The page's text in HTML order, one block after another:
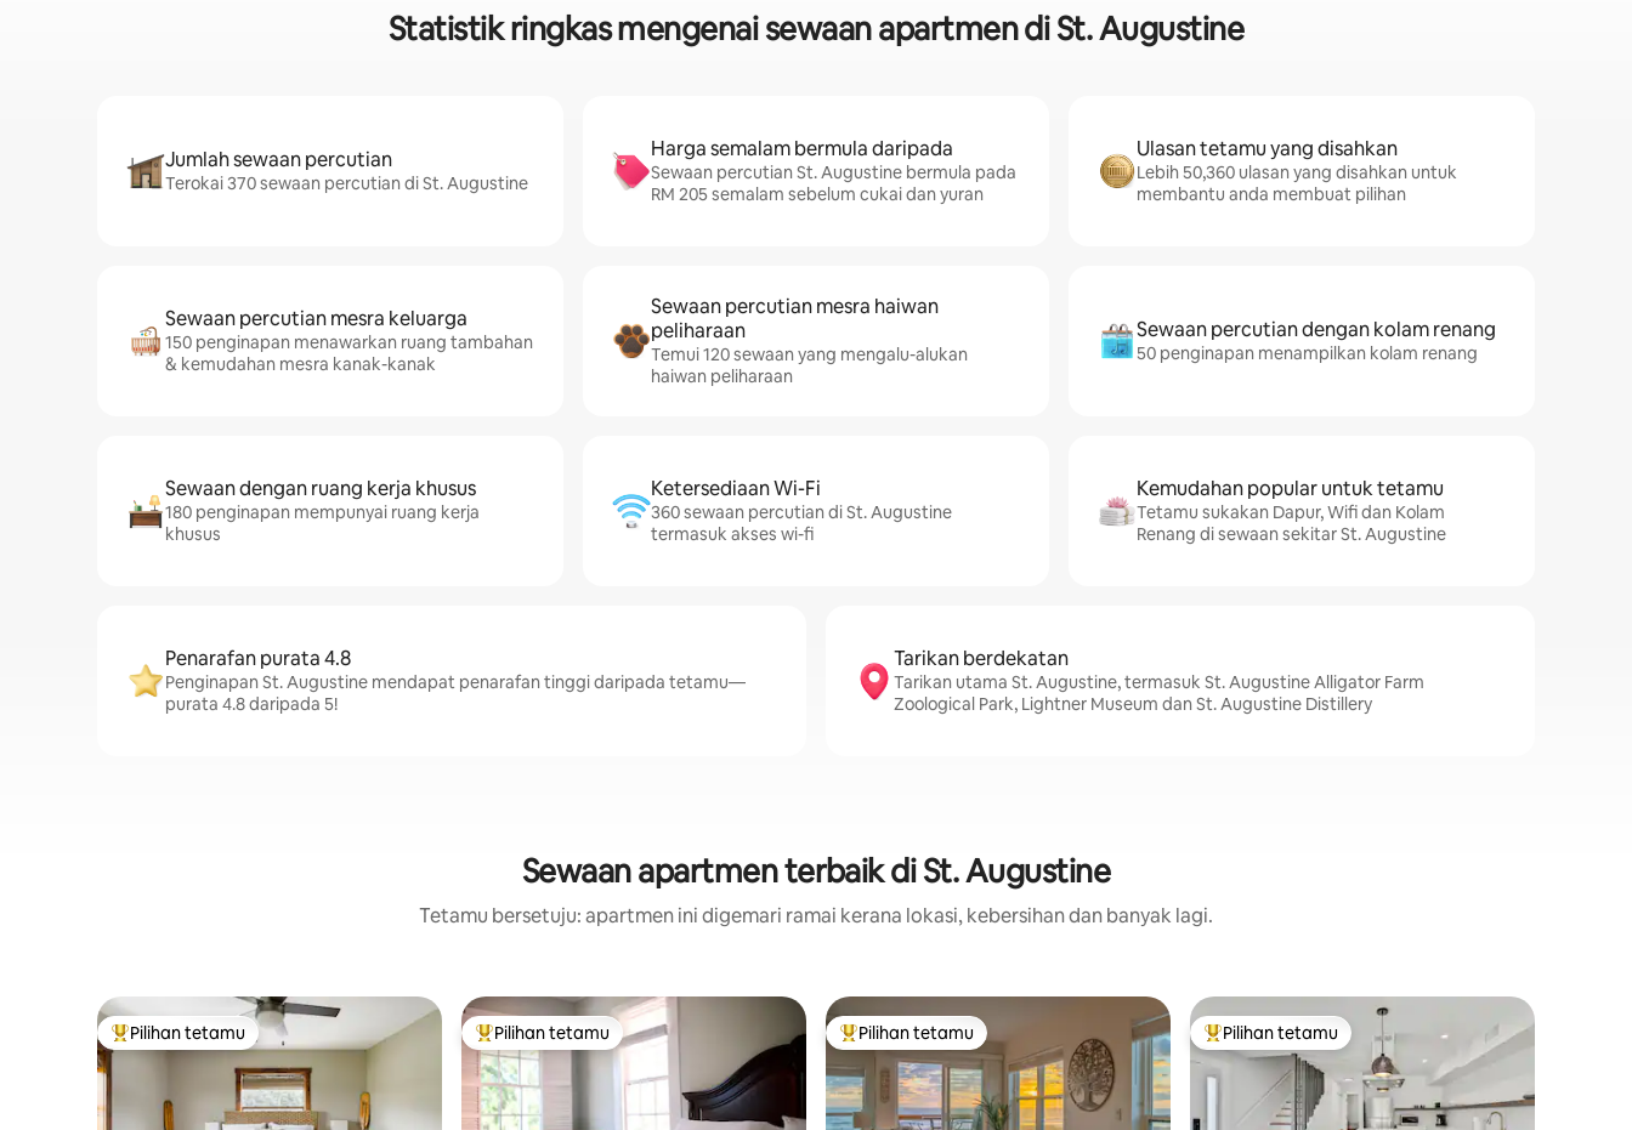
Statistik ringkas mengenai sewaan apartmen di St. Augustine
Jumlah sewaan percutian
Terokai 370 sewaan percutian di St. Augustine
Harga semalam bermula daripada
Sewaan percutian St. Augustine bermula pada
RM 205 semalam sebelum cukai dan yuran
Ulasan tetamu yang disahkan
Lebih 50,360 ulasan yang disahkan untuk
membantu anda membuat pilihan
Sewaan percutian mesra keluarga
150 penginapan menawarkan ruang tambahan
& kemudahan mesra kanak-kanak
Sewaan percutian mesra haiwan
peliharaan
Temui 120 sewaan yang mengalu-alukan
haiwan peliharaan
Sewaan percutian dengan kolam renang
50 penginapan menampilkan kolam renang
Sewaan dengan ruang kerja khusus
180 penginapan mempunyai ruang kerja
khusus
Ketersediaan Wi-Fi
360 sewaan percutian di St. Augustine
termasuk akses wi-fi
Kemudahan popular untuk tetamu
Tetamu sukakan Dapur, Wifi dan Kolam
Renang di sewaan sekitar St. Augustine
Penarafan purata 4.8
Penginapan St. Augustine mendapat penarafan tinggi daripada tetamu—
purata 4.8 daripada 5!
Tarikan berdekatan
Tarikan utama St. Augustine, termasuk St. Augustine Alligator Farm
Zoological Park, Lightner Museum dan St. Augustine Distillery
Sewaan apartmen terbaik di St. Augustine
Tetamu bersetuju: apartmen ini digemari ramai kerana lokasi, kebersihan dan banyak lagi.
Pilihan utama tetamu
Pilihan tetamu Pilihan utama tetamu
Pilihan tetamu Pilihan utama tetamu
Pilihan tetamu Pilihan utama tetamu
Pilihan tetamu